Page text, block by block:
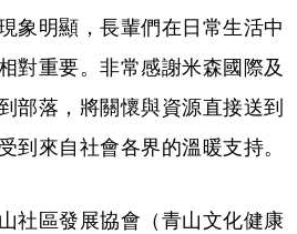
象明顯，長輩們在日常生活中
對重要。非常感謝米森國際及
部落，將關懷與資源直接送到
到來自社會各界的溫暖支持。
社區發展協會（青山文化健康